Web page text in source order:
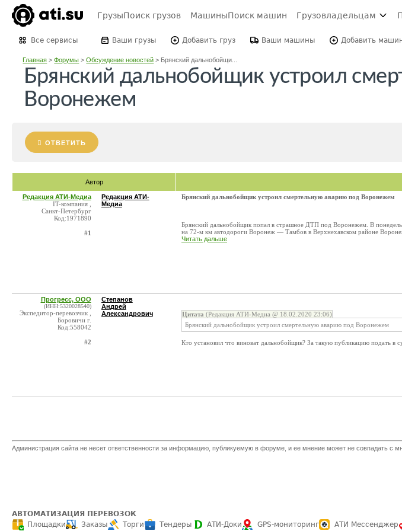
ГрузыПоиск грузов МашиныПоиск машин Грузовладельцам
Все сервисы Ваши грузы Добавить груз Ваши машины Добавить
Главная >Форумы >Обсуждение новостей > Брянский дальнобойщи...
Брянский дальнобойщик устроил
Воронежем
ОТВЕТИТЬ
Автор
Редакция АТИ-Медиа
IT-компания ,
Санкт-Петербург
Код:1971890
#1
Редакция АТИ-
Медиа
Брянский дальнобойщик устроил смертельную аварию под Воронежем
Брянский дальнобойщик попал в страшное ДТП под Воронежем. В
на 72-м км автодороги Воронеж — Тамбов в Верхнехавском районе
Читать дальше
Прогресс, ООО
(ИНН:5320028540)
Экспедитор-перевозчик ,
Боровичи г.
Код:558042
#2
Степанов
Андрей
Александрович
Цитата (Редакция АТИ-Медиа @ 18.02.2020 23:06)
Брянский дальнобойщик устроил смертельную аварию под Воронежем
Кто установил что виноват дальнобойщик? За такую публикацию подать
Администрация сайта не несет ответственности за информацию, публикуемую в форуме, и ее мнение может не совпадать с
АВТОМАТИЗАЦИЯ ПЕРЕВОЗОК
Площадки
Заказы Торги Тендеры АТИ-Доки GPS-мониторинг АТИ Мессенджер